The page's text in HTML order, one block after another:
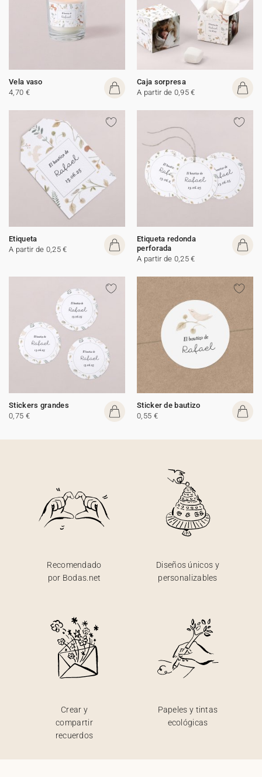
Vela vaso
4,70 €
Caja sorpresa
A partir de 0,95 €
Etiqueta
A partir de 0,25 €
Etiqueta redonda
perforada
A partir de 0,25 €
Stickers grandes
0,75 €
Sticker de bautizo
0,55 €
Recomendado
por Bodas.net
Diseños únicos y
personalizables
Crear y
compartir
recuerdos
Papeles y tintas
ecológicas